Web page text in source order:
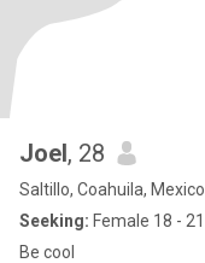
Joel, 28
Saltillo, Coahuila, Mexico
Seeking: Female 18 - 21
Be cool